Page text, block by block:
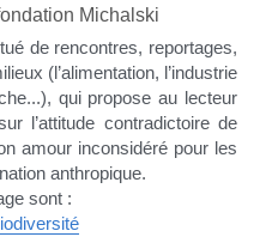
Michalski
de rencontres, reportages,
(l’alimentation, l’industrie
qui propose au lecteur
l’attitude contradictoire de
amour inconsidéré pour les
anthropique.
sont :